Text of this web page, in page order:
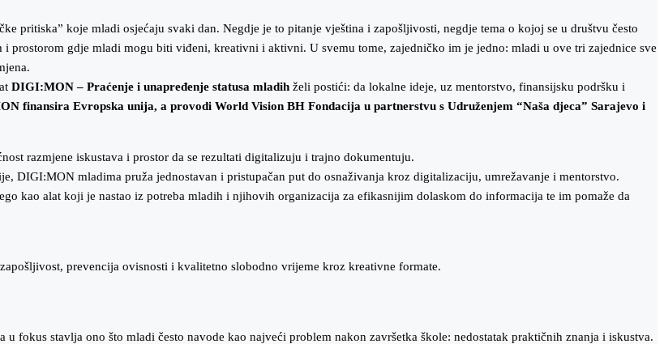
pritiska” koje mladi osjećaju svaki dan. Negdje je to pitanje vještina i zapošljivosti, negdje tema o kojoj se u društvu često
prostorom gdje mladi mogu biti viđeni, kreativni i aktivni. U svemu tome, zajedničko im je jedno: mladi u ove tri zajednice sve
DIGI:MON – Praćenje i unapređenje statusa mladih želi postići: da lokalne ideje, uz mentorstvo, finansijsku podršku i
finansira Evropska unija, a provodi World Vision BH Fondacija u partnerstvu s Udruženjem “Naša djeca” Sarajevo i
razmjene iskustava i prostor da se rezultati digitalizuju i trajno dokumentuju.
DIGI:MON mladima pruža jednostavan i pristupačan put do osnaživanja kroz digitalizaciju, umrežavanje i mentorstvo.
kao alat koji je nastao iz potreba mladih i njihovih organizacija za efikasnijim dolaskom do informacija te im pomaže da
prevencija ovisnosti i kvalitetno slobodno vrijeme kroz kreativne formate.
u fokus stavlja ono što mladi često navode kao najveći problem nakon završetka škole: nedostatak praktičnih znanja i iskustva.